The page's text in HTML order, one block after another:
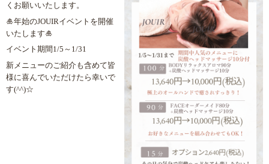
くお願いいたします。
🎍年始のJOUIRイベントを開催
いたします🎍
イベント期間1/5～1/31
新メニューのご紹介も含めて皆
様に喜んでいただけたら幸いで
す(^^)☆